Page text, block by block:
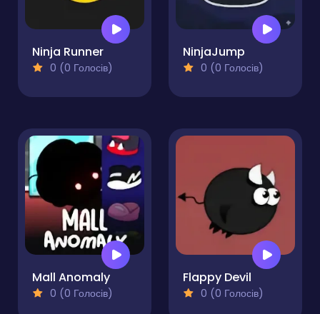
Ninja Runner
0 (0 Голосів)
NinjaJump
0 (0 Голосів)
Mall Anomaly
0 (0 Голосів)
Flappy Devil
0 (0 Голосів)